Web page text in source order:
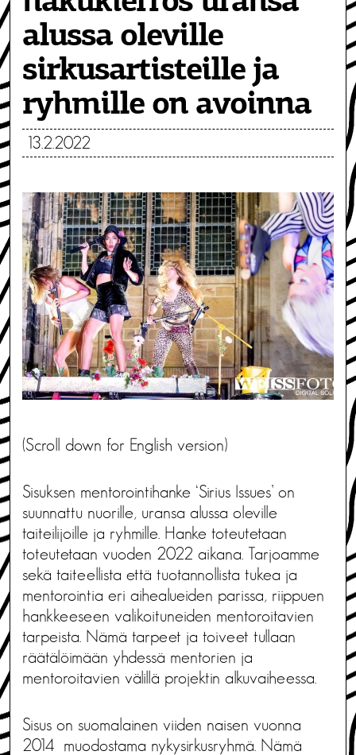
alussa oleville
sirkusartisteille ja
ryhmille on avoinna
13.2.2022
(Scroll down for English version)
Sisuksen mentorointihanke ‘Sirius Issues’ on
suunnattu nuorille, uransa alussa oleville
taiteilijoille ja ryhmille. Hanke toteutetaan
toteutetaan vuoden 2022 aikana. Tarjoamme
sekä taiteellista että tuotannollista tukea ja
mentorointia eri aihealueiden parissa, riippuen
hankkeeseen valikoituneiden mentoroitavien
tarpeista. Nämä tarpeet ja toiveet tullaan
räätälöimään yhdessä mentorien ja
mentoroitavien välillä projektin alkuvaiheessa.
Sisus on suomalainen viiden naisen vuonna
2014 muodostama nykysirkusryhmä. Nämä